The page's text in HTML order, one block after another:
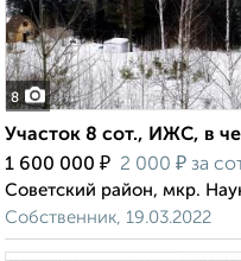
8
Участок 8 сот., ИЖС, в
1 600 000 ₽ 2 000 ₽ за
Советский район, мкр.
Собственник, 19.03.2022